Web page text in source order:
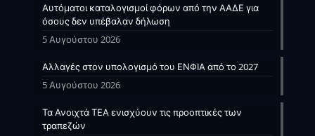
Αυτόματοι καταλογισμοί φόρων από την ΑΑΔΕ για
όσους δεν υπέβαλαν δήλωση
5 Αυγούστου 2026
Αλλαγές στον υπολογισμό του ΕΝΦΙΑ από το 2027
5 Αυγούστου 2026
Τα Ανοιχτά ΤΕΑ ενισχύουν τις προοπτικές των
τραπεζών